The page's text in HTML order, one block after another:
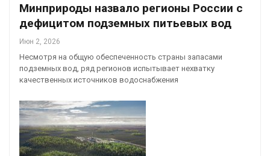
Минприроды назвало регионы России с
дефицитом подземных питьевых вод
Июн 2, 2026
Несмотря на общую обеспеченность страны запасами
подземных вод, ряд регионов испытывает нехватку
качественных источников водоснабжения